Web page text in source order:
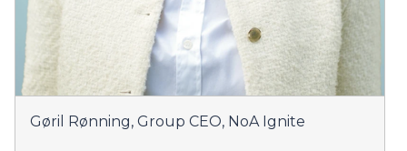
Gøril Rønning, Group CEO, NoA Ignite